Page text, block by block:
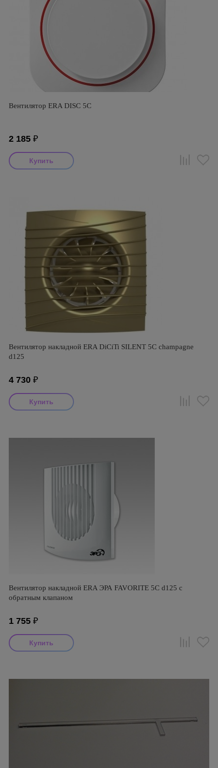
Вентилятор ERA DISC 5C
2 185 ₽
Вентилятор накладной ERA DiCiTi SILENT 5C champagne
d125
4 730 ₽
Вентилятор накладной ERA ЭРА FAVORITE 5C d125 с
обратным клапаном
1 755 ₽